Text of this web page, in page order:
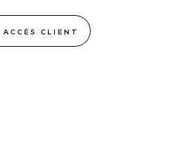
ACCÈS CLIENT